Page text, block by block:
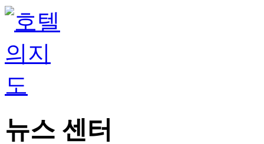
뉴스 센터